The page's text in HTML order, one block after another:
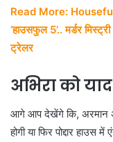
Read More:
‘हाउसफुल 5’.. मर्डर
ट्रेलर
अभिरा को
आगे आप देखेंगे कि, अरमान
होगी या फिर पोद्दार हाउस